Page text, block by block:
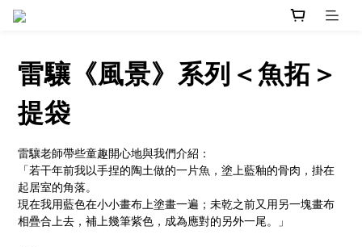
雷驤《風景》系列＜魚拓＞
提袋
雷驤老師帶些童趣開心地與我們介紹：
「若干年前我以手捏的陶土做的一片魚，塗上藍釉的骨肉，掛在
起居室的角落。
現在我用藍色在小小畫布上塗畫一遍；未乾之前又用另一塊畫布
相疊合上去，補上幾筆紫色，成為應對的另外一尾。」